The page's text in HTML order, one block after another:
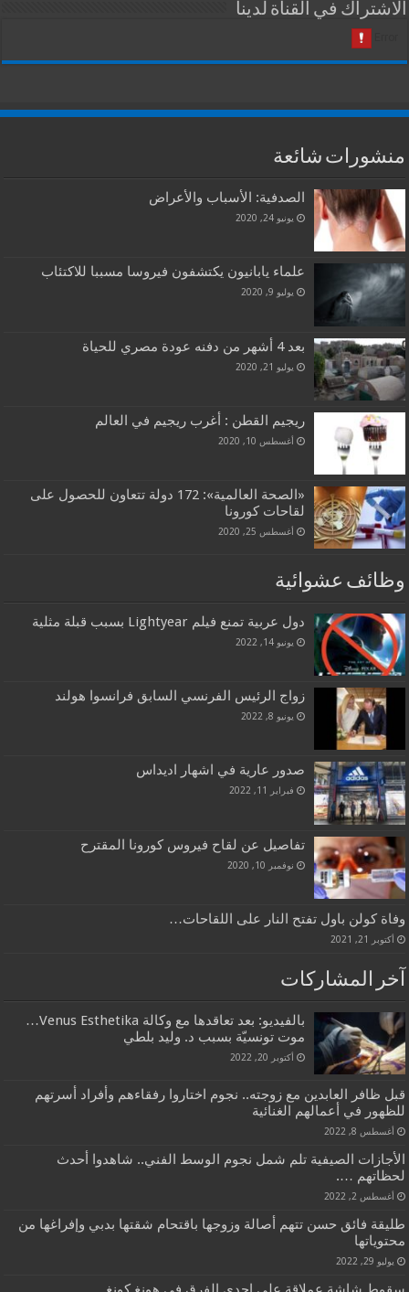
الاشتراك في القناة لدينا
منشورات شائعة
الصدفية: الأسباب والأعراض
يونيو 24, 2020
علماء يابانيون يكتشفون فيروسا مسببا للاكتئاب
يوليو 9, 2020
بعد 4 أشهر من دفنه عودة مصري للحياة
يوليو 21, 2020
ريجيم القطن : أغرب ريجيم في العالم
أغسطس 10, 2020
«الصحة العالمية»: 172 دولة تتعاون للحصول على
لقاحات كورونا
أغسطس 25, 2020
وظائف عشوائية
دول عربية تمنع فيلم Lightyear بسبب قبلة مثلية
يونيو 14, 2022
زواج الرئيس الفرنسي السابق فرانسوا هولند
يونيو 8, 2022
صدور عارية في اشهار اديداس
فبراير 11, 2022
تفاصيل عن لقاح فيروس كورونا المقترح
نوفمبر 10, 2020
وفاة كولن باول تفتح النار على اللقاحات…
أكتوبر 21, 2021
آخر المشاركات
بالفيديو: بعد تعاقدها مع وكالة Venus Esthetika…
موت تونسيّة بسبب د. وليد بلطي
أكتوبر 20, 2022
قبل ظافر العابدين مع زوجته.. نجوم اختاروا رفقاءهم وأفراد أسرتهم
للظهور في أعمالهم الغنائية
أغسطس 8, 2022
الأجازات الصيفية تلم شمل نجوم الوسط الفني.. شاهدوا أحدث
لحظاتهم ….
أغسطس 2, 2022
طليقة فائق حسن تتهم أصالة وزوجها باقتحام شقتها بدبي وإفراغها من
محتوياتها
يوليو 29, 2022